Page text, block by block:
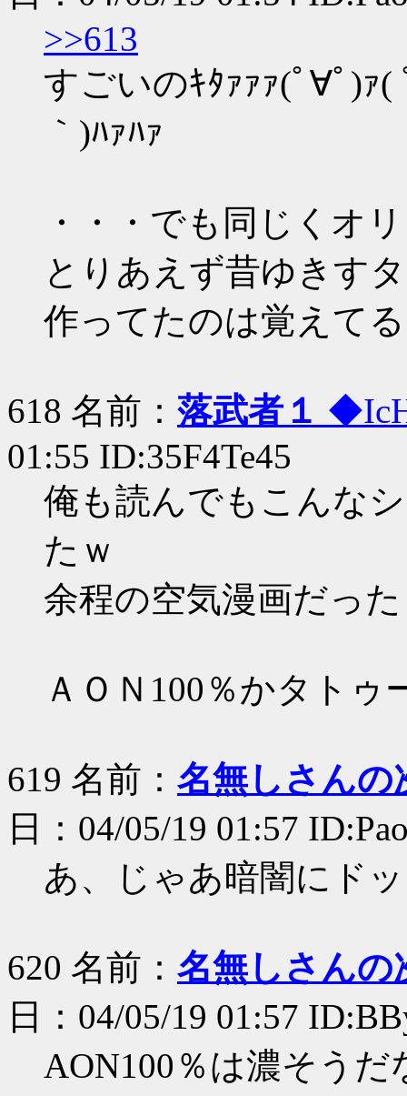
>>613
すごいのｷﾀｧｧｧ(ﾟ∀ﾟ)ｧ(
｀)ﾊｧﾊｧ
・・・でも同じくオ
とりあえず昔ゆきす
作ってたのは覚えて
618 名前： 落武者１
01:55 ID:35F4Te45
俺も読んでもこんな
たｗ
余程の空気漫画だっ
ＡＯＮ100％かタトゥ
619 名前： 名無しさんの
日：04/05/19 01:57
あ、じゃあ暗闇にド
620 名前： 名無しさんの
日：04/05/19 01:57
AON100％は濃そうだ